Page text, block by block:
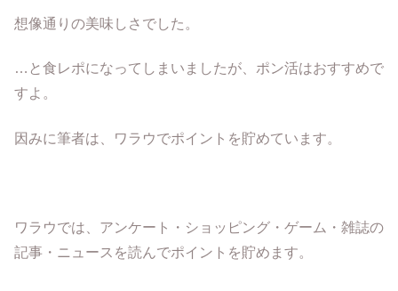
想像通りの美味しさでした。
…と食レポになってしまいましたが、ポン活はおすすめで
すよ。
因みに筆者は、ワラウでポイントを貯めています。
ワラウでは、アンケート・ショッピング・ゲーム・雑誌の
記事・ニュースを読んでポイントを貯めます。